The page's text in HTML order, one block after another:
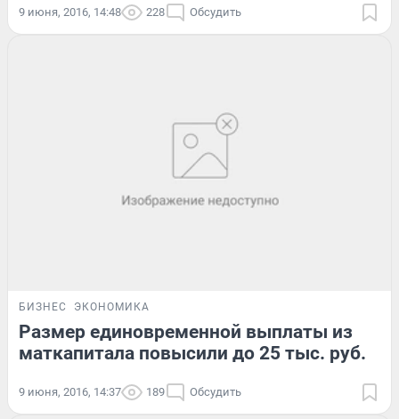
9 июня, 2016, 14:48 228 Обсудить
БИЗНЕС ЭКОНОМИКА
Размер единовременной выплаты из
маткапитала повысили до 25 тыс. руб.
9 июня, 2016, 14:37 189 Обсудить